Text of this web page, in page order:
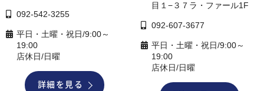
092-542-3255
平日・土曜・祝日/9:00～
19:00
店休日/日曜
詳細を見る
目１−３７ラ・ファール1F
092-607-3677
平日・土曜・祝日/9:00～
19:00
店休日/日曜